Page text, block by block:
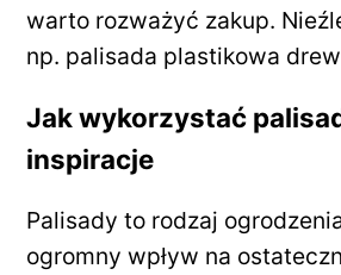
warto rozważyć zakup.
np. palisada plastikowa
Jak wykorzystać
inspiracje
Palisady to rodzaj
ogromny wpływ na